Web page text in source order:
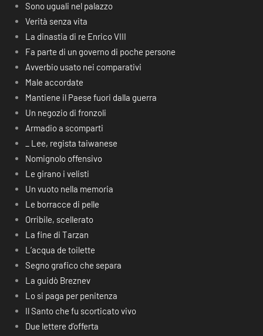
Sono uguali nel palazzo
Verità senza vita
La dinastia di re Enrico VIII
Fa parte di un governo di poche persone
Avverbio usato nei comparativi
Male accordate
Mantiene il Paese fuori dalla guerra
Un negozio di fronzoli
Armadio a scomparti
_ Lee, regista taiwanese
Nomignolo offensivo
Le girano i velisti
Un vuoto nella memoria
Le borracce di pelle
Orribile, scellerato
La fine di Tarzan
L’acqua de toilette
Segno grafico che separa
La guidò Breznev
Lo si paga per penitenza
Il Santo che fu scorticato vivo
Due lettere d’offerta